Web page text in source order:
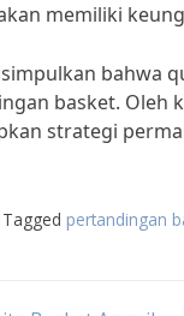
memiliki
bahwa
basket.
strategi
Tagged pertandingan